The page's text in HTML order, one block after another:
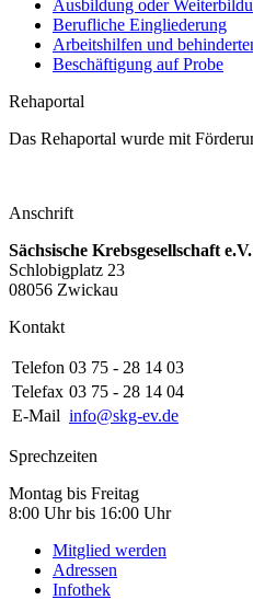
Ausbildung oder
Berufliche Eingliederung
Arbeitshilfen und
Beschäftigung auf Probe
Rehaportal
Das Rehaportal wurde mit
Anschrift
Sächsische Krebsgesellschaft e.V.
Schlobigplatz 23
08056 Zwickau
Kontakt
Telefon 03 75 - 28 14 03
Telefax 03 75 - 28 14 04
E-Mail info@skg-ev.de
Sprechzeiten
Montag bis Freitag
8:00 Uhr bis 16:00 Uhr
Mitglied werden
Adressen
Infothek